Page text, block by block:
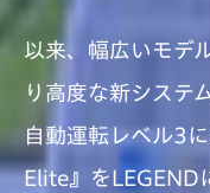
以来、幅広いモデ
り高度な新システ
自動運転レベル3
Elite』をLEGEND